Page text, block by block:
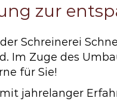
zur
Schreinerei
Im Zuge des
für Sie!
jahrelanger